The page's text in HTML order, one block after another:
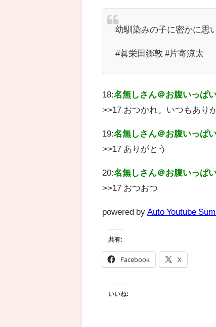
幼馴染みの子に密かに思
#眞栄田郷敦 #片寄涼太
18:名無しさん＠お腹いっぱ
>>17 おつかれ。いつもあり
19:名無しさん＠お腹いっぱ
>>17 ありがとう
20:名無しさん＠お腹いっぱ
>>17 おつおつ
powered by Auto Youtube
共有:
Facebook X
いいね: